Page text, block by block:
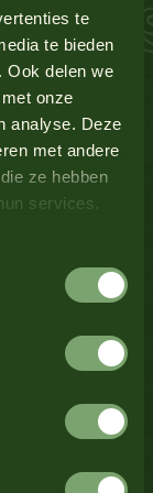
te
te bieden
Ook delen we
onze
analyse. Deze
met andere
ze hebben
services.
Nee
Nee
Nee
Nee
Nee
Nee
producten
producten
alle producten